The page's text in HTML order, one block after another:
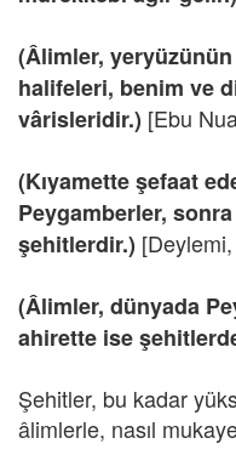
(Âlimler,
halifeleri, benim ve
vârisleridir.) [Ebu
(Kıyamette şefaat
Peygamberler,
şehitlerdir.)
(Âlimler, dünyada
ahirette ise
Şehitler, bu kadar
âlimlerle, nasıl